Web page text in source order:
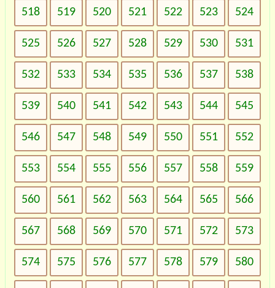
518 519 520 521 522 523 524
525 526 527 528 529 530 531
532 533 534 535 536 537 538
539 540 541 542 543 544 545
546 547 548 549 550 551 552
553 554 555 556 557 558 559
560 561 562 563 564 565 566
567 568 569 570 571 572 573
574 575 576 577 578 579 580